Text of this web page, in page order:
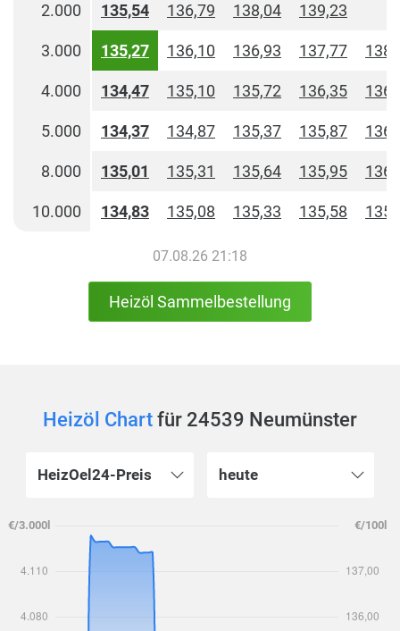
2.000 135,54 136,79 138,04 139,23
3.000 135,27 136,10 136,93 137,77
4.000 134,47 135,10 135,72 136,35
5.000 134,37 134,87 135,37 135,87
8.000 135,01 135,31 135,64 135,95
10.000 134,83 135,08 135,33 135,58
07.08.26 21:18
Heizöl Sammelbestellung
Heizöl Chartfür 24539 Neumünster
HeizOel24-Preis heute
€/3.000l €/100l